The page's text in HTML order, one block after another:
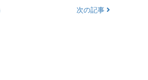
次の記事